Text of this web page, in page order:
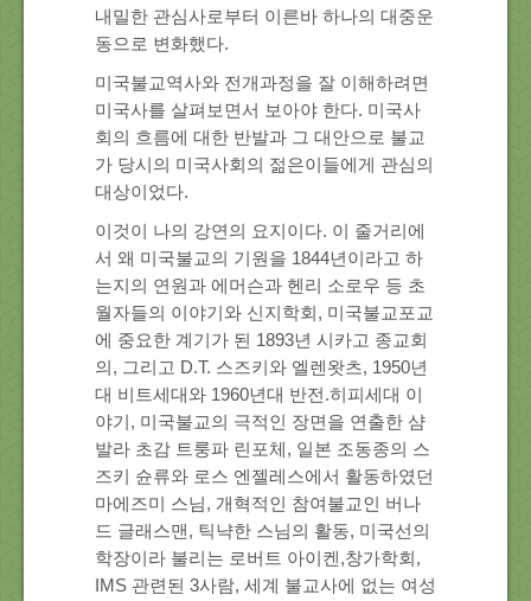
내밀한 관심사로부터 이른바 하나의 대중운
동으로 변화했다.
미국불교역사와 전개과정을 잘 이해하려면
미국사를 살펴보면서 보아야 한다. 미국사
회의 흐름에 대한 반발과 그 대안으로 불교
가 당시의 미국사회의 젊은이들에게 관심의
대상이었다.
이것이 나의 강연의 요지이다. 이 줄거리에
서 왜 미국불교의 기원을 1844년이라고 하
는지의 연원과 에머슨과 헨리 소로우 등 초
월자들의 이야기와 신지학회, 미국불교포교
에 중요한 계기가 된 1893년 시카고 종교회
의, 그리고 D.T. 스즈키와 엘렌왓츠, 1950년
대 비트세대와 1960년대 반전.히피세대 이
야기, 미국불교의 극적인 장면을 연출한 샴
발라 초감 트룽파 린포체, 일본 조동종의 스
즈키 슌류와 로스 엔젤레스에서 활동하였던
마에즈미 스님, 개혁적인 참여불교인 버나
드 글래스맨, 틱냑한 스님의 활동, 미국선의
학장이라 불리는 로버트 아이켄,창가학회,
IMS 관련된 3사람, 세계 불교사에 없는 여성